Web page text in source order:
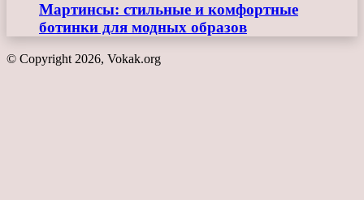
Мартинсы: стильные и комфортные
ботинки для модных образов
© Copyright 2026, Vokak.org